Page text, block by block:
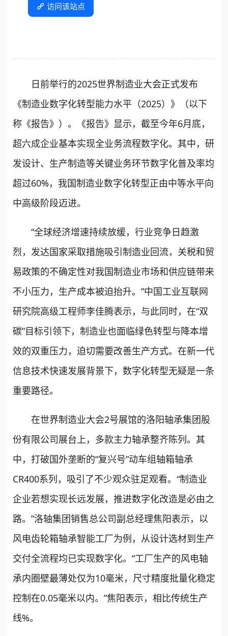
访问该站点
日前举行的2025世界制造业大会正式发布
《制造业数字化转型能力水平（2025）》（以下
称《报告》）。《报告》显示，截至今年6月底，
超六成企业基本实现全业务流程数字化。其中，研
发设计、生产制造等关键业务环节数字化普及率均
超过60%，我国制造业数字化转型正由中等水平向
中高级阶段迈进。
“全球经济增速持续放缓，行业竞争日趋激
烈，发达国家采取措施吸引制造业回流，关税和贸
易政策的不确定性对我国制造业市场和供应链带来
不小压力，生产成本被迫抬升。”中国工业互联网
研究院高级工程师李佳腾表示，与此同时，在“双
碳”目标引领下，制造业也面临绿色转型与降本增
效的双重压力，迫切需要改善生产方式。在新一代
信息技术快速发展背景下，数字化转型无疑是一条
重要路径。
在世界制造业大会2号展馆的洛阳轴承集团股
份有限公司展台上，多款主力轴承整齐陈列。其
中，打破国外垄断的“复兴号”动车组轴箱轴承
CR400系列，吸引了不少观众驻足观看。“制造业
企业若想实现长远发展，推进数字化改造是必由之
路。”洛轴集团销售总公司副总经理焦阳表示，以
风电齿轮箱轴承智能工厂为例，从设计选材到生产
交付全流程均已实现数字化。“工厂生产的风电轴
承内圈壁最薄处仅为10毫米，尺寸精度批量化稳定
控制在0.05毫米以内。”焦阳表示，相比传统生产
线%。